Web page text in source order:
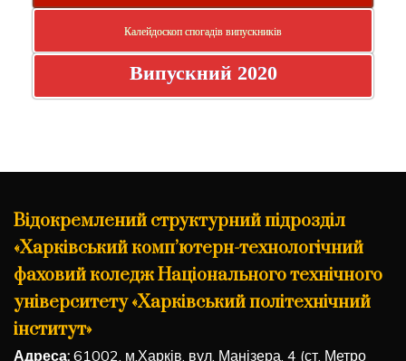
Калейдоскоп спогадів випускників
Випускний 2020
Відокремлений структурний підрозділ
«Харківський комп’ютерн-технологічний
фаховий коледж Національного технічного
університету «Харківський політехнічний
інститут»
Адреса: 61002, м.Харків, вул. Манізера, 4 (ст. Метро